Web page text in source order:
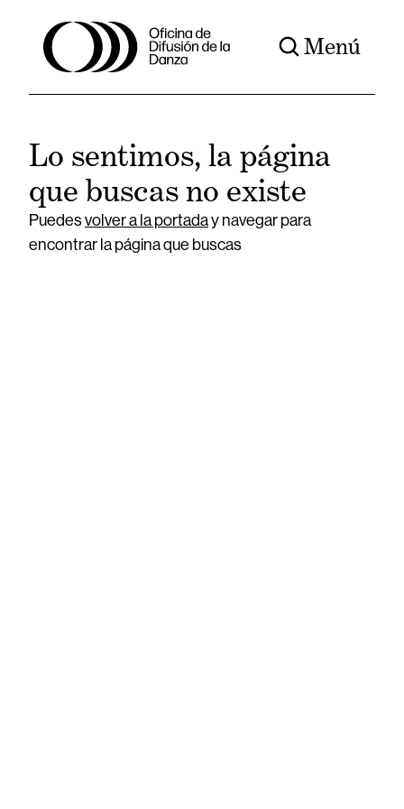
Menú
Lo sentimos, la página
que buscas no existe
Puedesvolver a la portaday navegar para
encontrar la página que buscas